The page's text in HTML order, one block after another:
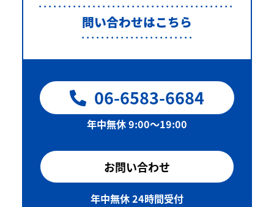
問い合わせはこちら
06-6583-6684
年中無休 9:00〜19:00
お問い合わせ
年中無休 24時間受付